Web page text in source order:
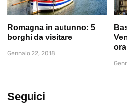
Romagna in autunno: 5
borghi da visitare
Gennaio 22, 2018
Seguici